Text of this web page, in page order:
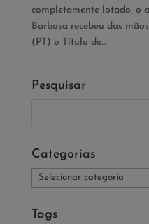
completamente lotado, o
Barbosa recebeu das
(PT) o Título de...
Pesquisar
Categorias
Categorias
Tags